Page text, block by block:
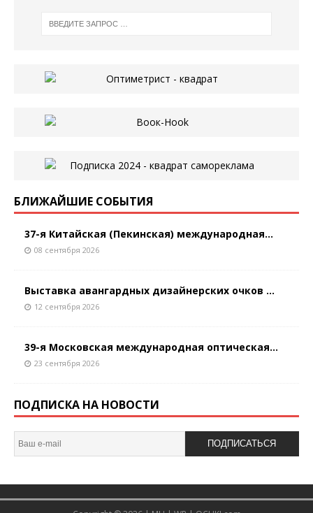
БЛИЖАЙШИЕ СОБЫТИЯ
37-я Китайская (Пекинская) международная...
08 сентября 2026
Выставка авангардных дизайнерских очков ...
12 сентября 2026
39-я Московская международная оптическая...
23 сентября 2026
ПОДПИСКА НА НОВОСТИ
ПОДПИСАТЬСЯ